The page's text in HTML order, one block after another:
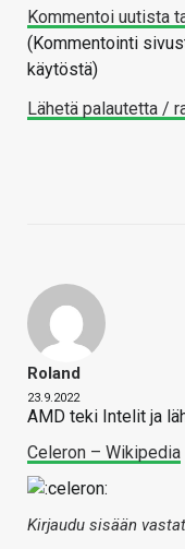
Kommentoi uutista
(Kommentointi
käytöstä)
Lähetä palautetta /
Roland
23.9.2022
AMD teki Intelit ja
Celeron – Wikipedia
Kirjaudu sisään